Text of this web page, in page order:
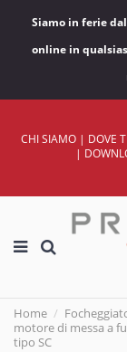
Siamo in ferie
online in
CHI SIAMO| DOVE
|
Home
motore di messa a
tipo SC